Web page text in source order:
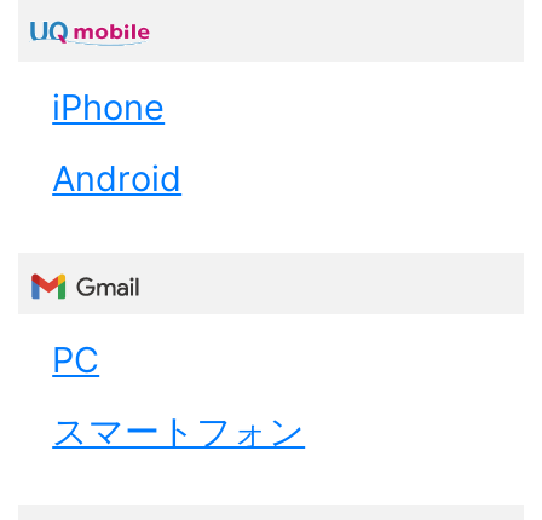
iPhone
Android
PC
スマートフォン